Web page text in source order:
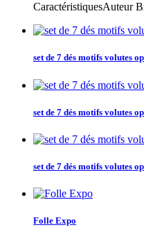
CaractéristiquesAuteur
set de 7 dés motifs volutes
set de 7 dés motifs volutes
set de 7 dés motifs volutes
Folle Expo